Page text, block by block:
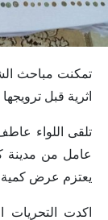
اثرية قبل ترويجها
تلقى اللواء
عامل من مدينة
يعتزم عرض كمية
اكدت